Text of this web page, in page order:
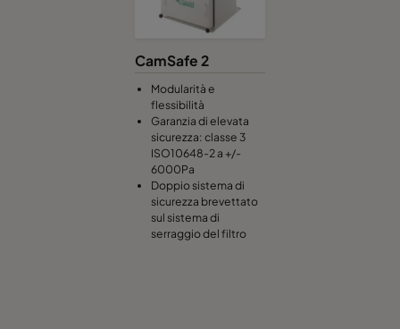
CamSafe 2
Modularità e
flessibilità
Garanzia di elevata
sicurezza: classe 3
ISO10648-2 a +/-
6000Pa
Doppio sistema di
sicurezza brevettato
sul sistema di
serraggio del filtro